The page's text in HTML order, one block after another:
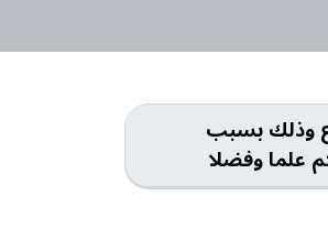
وذلك بسبب
علما وفضلا